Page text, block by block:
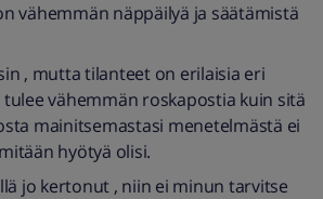
vähemmän näppäilyä ja säätämistä
, mutta tilanteet on erilaisia eri
tulee vähemmän roskapostia kuin sitä
mainitsemastasi menetelmästä ei
hyötyä olisi.
jo kertonut , niin ei minun tarvitse